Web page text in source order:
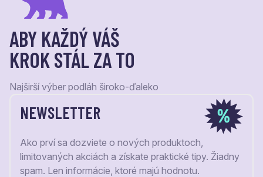
ABY KAŽDÝ VÁŠ
KROK STÁL ZA TO
Najširší výber podláh široko-ďaleko
NEWSLETTER
Ako prví sa dozviete o nových produktoch,
limitovaných akciách a získate praktické tipy. Žiadny
spam. Len informácie, ktoré majú hodnotu.